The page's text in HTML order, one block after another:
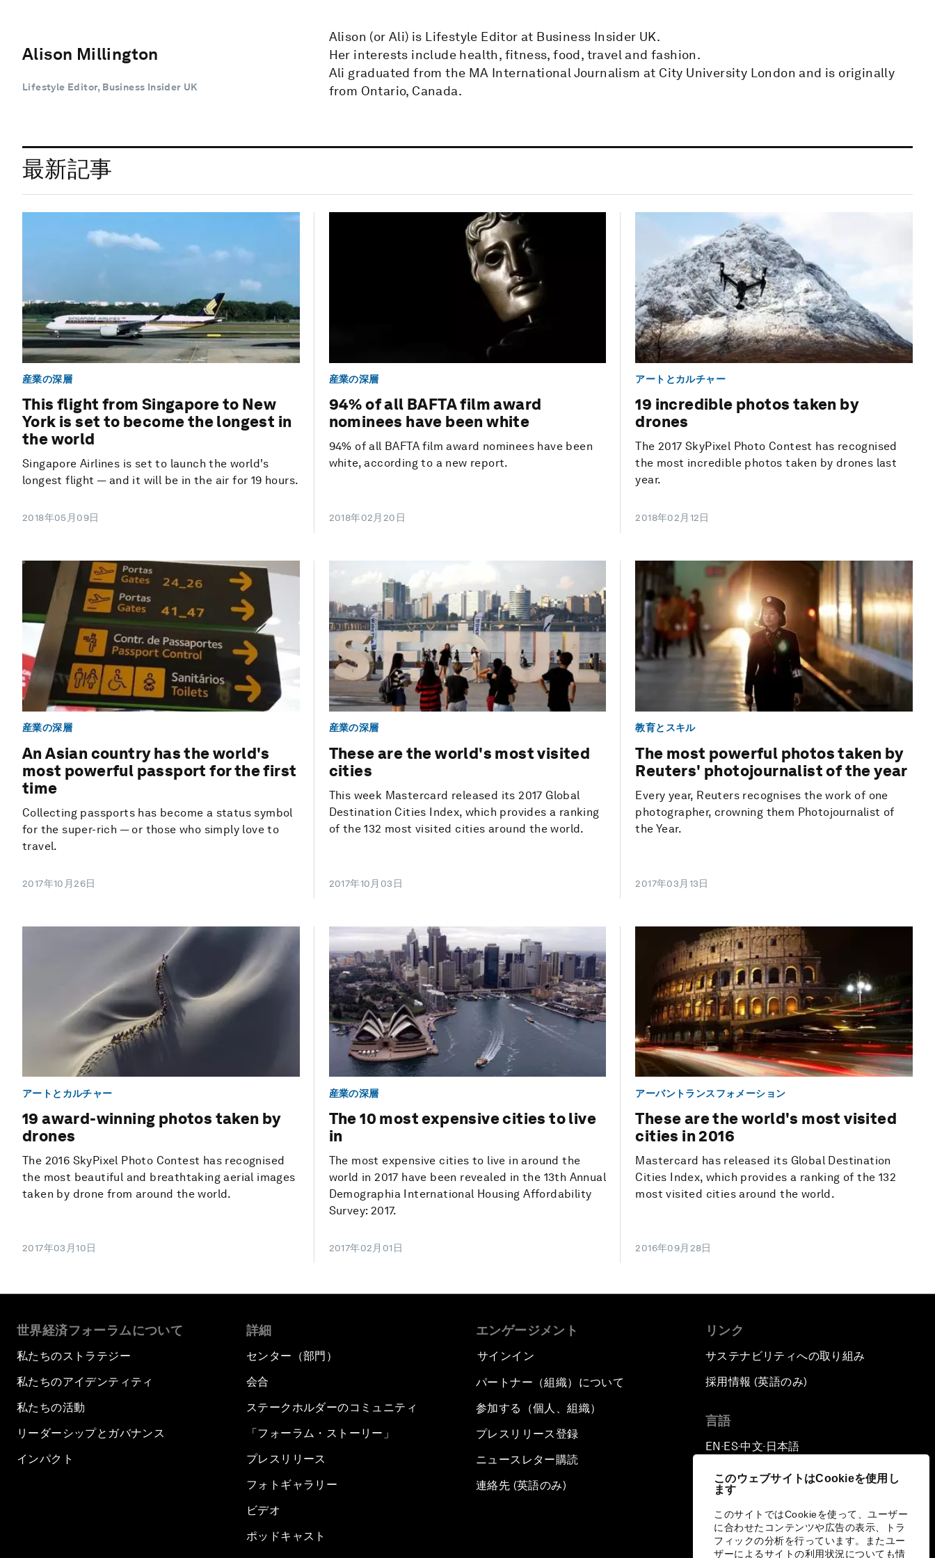
このウェブサイトはCookieを使用し
ます
このサイトではCookieを使って、ユーザー
に合わせたコンテンツや広告の表示、トラ
フィックの分析を行っています。またユー
ザーによるサイトの利用状況についても情
Alison Millington
Lifestyle Editor, Business Insider UK
Alison (or Ali) is Lifestyle Editor at Business Insider UK.
Her interests include health, fitness, food, travel and fashion.
Ali graduated from the MA International Journalism at City University London and is originally
from Ontario, Canada.
最新記事
産業の深層
This flight from Singapore to New
York is set to become the longest in
the world
Singapore Airlines is set to launch the world's
longest flight — and it will be in the air for 19 hours.
2018年05月09日
産業の深層
94% of all BAFTA film award
nominees have been white
94% of all BAFTA film award nominees have been
white, according to a new report.
2018年02月20日
アートとカルチャー
19 incredible photos taken by
drones
The 2017 SkyPixel Photo Contest has recognised
the most incredible photos taken by drones last
year.
2018年02月12日
産業の深層
An Asian country has the world's
most powerful passport for the first
time
Collecting passports has become a status symbol
for the super-rich — or those who simply love to
travel.
2017年10月26日
産業の深層
These are the world's most visited
cities
This week Mastercard released its 2017 Global
Destination Cities Index, which provides a ranking
of the 132 most visited cities around the world.
2017年10月03日
教育とスキル
The most powerful photos taken by
Reuters' photojournalist of the year
Every year, Reuters recognises the work of one
photographer, crowning them Photojournalist of
the Year.
2017年03月13日
アートとカルチャー
19 award-winning photos taken by
drones
The 2016 SkyPixel Photo Contest has recognised
the most beautiful and breathtaking aerial images
taken by drone from around the world.
2017年03月10日
産業の深層
The 10 most expensive cities to live
in
The most expensive cities to live in around the
world in 2017 have been revealed in the 13th Annual
Demographia International Housing Affordability
Survey: 2017.
2017年02月01日
アーバントランスフォメーション
These are the world's most visited
cities in 2016
Mastercard has released its Global Destination
Cities Index, which provides a ranking of the 132
most visited cities around the world.
2016年09月28日
世界経済フォーラムについて
私たちのストラテジー
私たちのアイデンティティ
私たちの活動
リーダーシップとガバナンス
インパクト
詳細
センター（部門）
会合
ステークホルダーのコミュニティ
「フォーラム・ストーリー」
プレスリリース
フォトギャラリー
ビデオ
ポッドキャスト
エンゲージメント
サインイン
パートナー（組織）について
参加する（個人、組織）
プレスリリース登録
ニュースレター購読
連絡先 (英語のみ)
リンク
サステナビリティへの取り組み
採用情報 (英語のみ)
言語
EN ▪ES▪中文▪ 日本語